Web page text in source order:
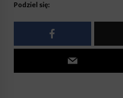
Podziel się: